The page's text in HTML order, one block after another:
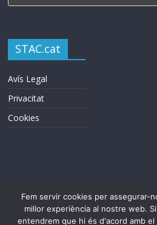
STAC.cat
Avís Legal
Privacitat
Cookies
Fem servir cookies per assegurar-
millor experiència al nostre web.
entendrem que hi és d'acord amb